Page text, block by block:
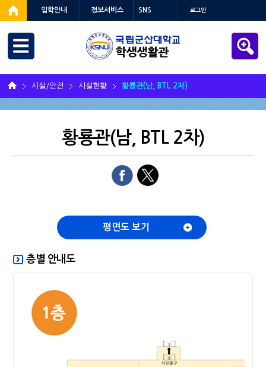
입학안내 정보서비스 SNS 로그인
시설/안전 시설현황 황룡관(남, BTL 2차)
황룡관(남, BTL 2차)
평면도 보기
층별 안내도